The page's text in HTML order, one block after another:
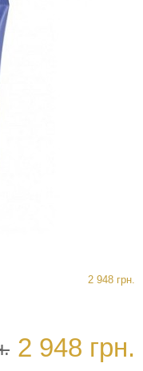
2 948 грн.
2 948 грн.